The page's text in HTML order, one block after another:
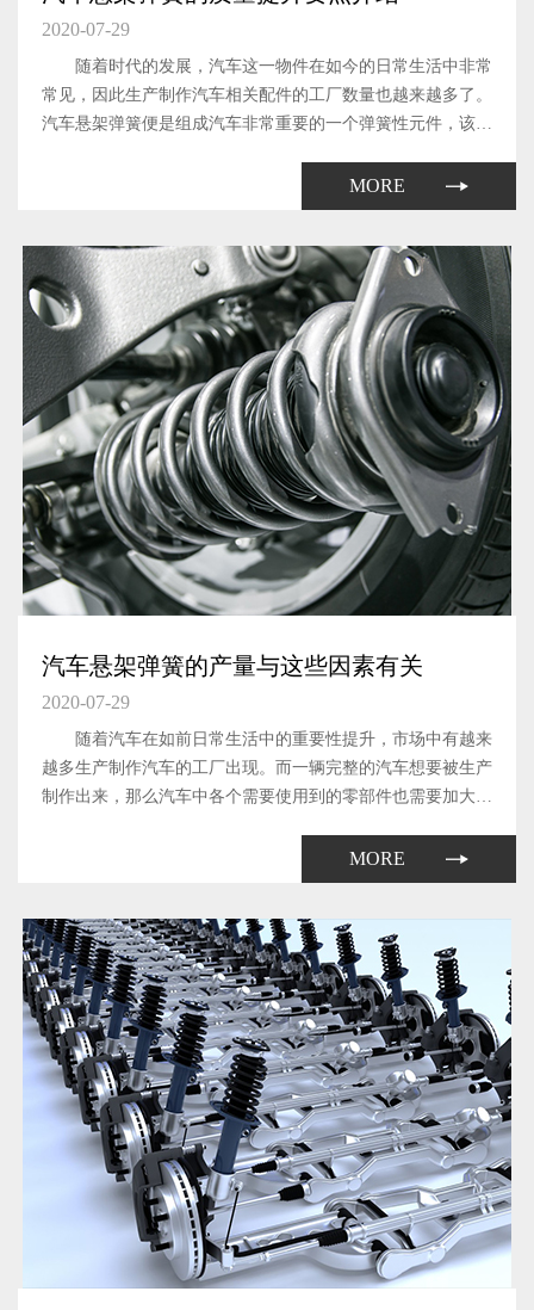
2020-07-29
随着时代的发展，汽车这一物件在如今的日常生活中非常
常见，因此生产制作汽车相关配件的工厂数量也越来越多了。
汽车悬架弹簧便是组成汽车非常重要的一个弹簧性元件，该元
MORE
汽车悬架弹簧的产量与这些因素有关
2020-07-29
随着汽车在如前日常生活中的重要性提升，市场中有越来
越多生产制作汽车的工厂出现。而一辆完整的汽车想要被生产
制作出来，那么汽车中各个需要使用到的零部件也需要加大生
MORE